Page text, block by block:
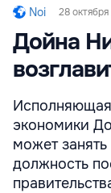
Noi 28
Дойна
экономики
может
должность